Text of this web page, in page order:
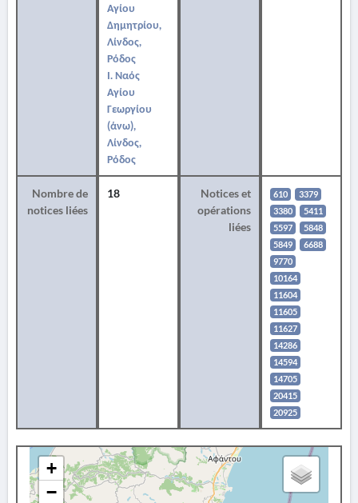
Αγίου
Δημητρίου,
Λίνδος,
Ρόδος
Ι. Ναός
Αγίου
Γεωργίου
(άνω),
Λίνδος,
Ρόδος
Nombre de
notices liées
18
Notices et
opérations
liées
610
3379
3380
5411
5597
5848
5849
6688
9770
10164
11604
11605
11627
14286
14594
14705
20415
20925
+
−